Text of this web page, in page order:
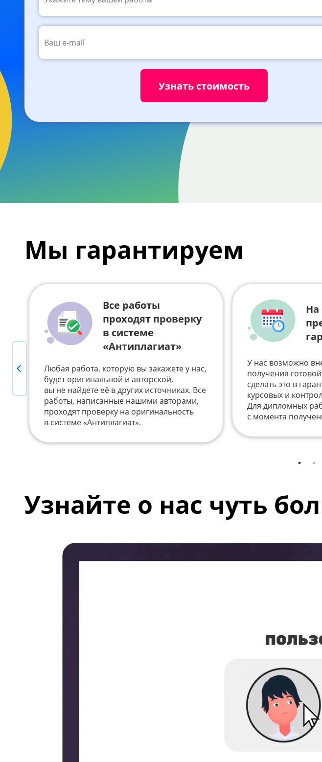
Мы гарантируем
Previous
Все работы
проходят проверку
в системе
«Антиплагиат»
Любая работа, которую вы закажете у нас,
будет оригинальной и авторской,
вы не найдете её в других источниках. Все
работы, написанные нашими авторами,
проходят проверку на оригинальность
в системе «Антиплагиат».
На
У нас возможно
получения
сделать это в
курсовых и
Для дипломных
с момента
Узнайте о нас чуть